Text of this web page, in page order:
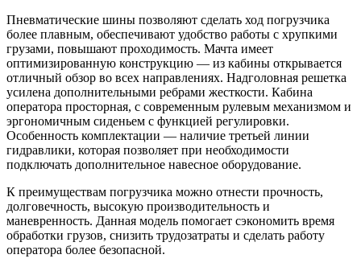
Пневматические шины позволяют сделать ход погрузчика
более плавным, обеспечивают удобство работы с хрупкими
грузами, повышают проходимость. Мачта имеет
оптимизированную конструкцию — из кабины открывается
отличный обзор во всех направлениях. Надголовная решетка
усилена дополнительными ребрами жесткости. Кабина
оператора просторная, с современным рулевым механизмом и
эргономичным сиденьем с функцией регулировки.
Особенность комплектации — наличие третьей линии
гидравлики, которая позволяет при необходимости
подключать дополнительное навесное оборудование.
К преимуществам погрузчика можно отнести прочность,
долговечность, высокую производительность и
маневренность. Данная модель помогает сэкономить время
обработки грузов, снизить трудозатраты и сделать работу
оператора более безопасной.